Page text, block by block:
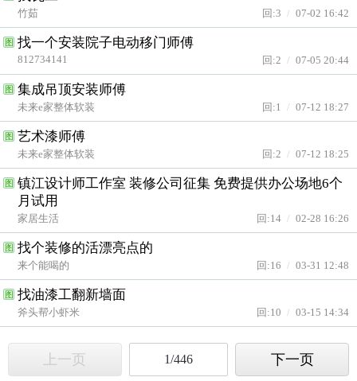
回:3 / 07-02 16:42
竹茹
图 找一个安装院子电动移门师傅
回:2 / 07-05 20:44
812734141
图 集成吊顶安装师傅
回:1 / 07-12 18:27
未来e家整体软装
图 艺术漆师傅
回:2 / 07-12 18:25
未来e家整体软装
图 镇江设计师工作室 装修公司征集 免费提供办公场地6个
月试用
回:14 / 02-28 16:26
家居生活
图 找个装修的活漂亮点的
回:16 / 03-31 12:48
来个能喝的
图 找油漆工翻新墙面
回:10 / 03-15 14:34
斧头帮小虾米
上一页 1/446 下一页